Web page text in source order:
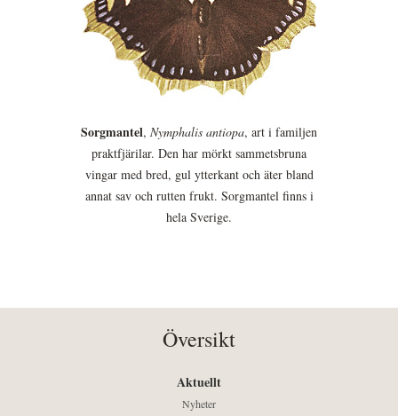
Sorgmantel, Nymphalis antiopa, art i familjen
praktfjärilar. Den har mörkt sammetsbruna
vingar med bred, gul ytterkant och äter bland
annat sav och rutten frukt. Sorgmantel finns i
hela Sverige.
Översikt
Aktuellt
Nyheter